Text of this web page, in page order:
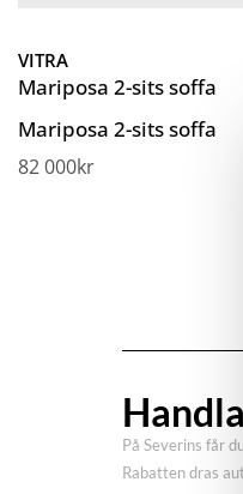
VITRA
Mariposa 2-sits soffa
Mariposa 2-sits soffa
82 000kr
På Severins får
Rabatten dras